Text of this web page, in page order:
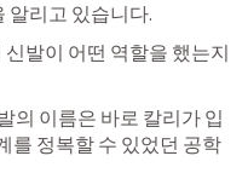
알리고 있습니다.
발이 어떤 역할을 했는지
의 이름은 바로 칼리가 입
를 정복할 수 있었던 공학